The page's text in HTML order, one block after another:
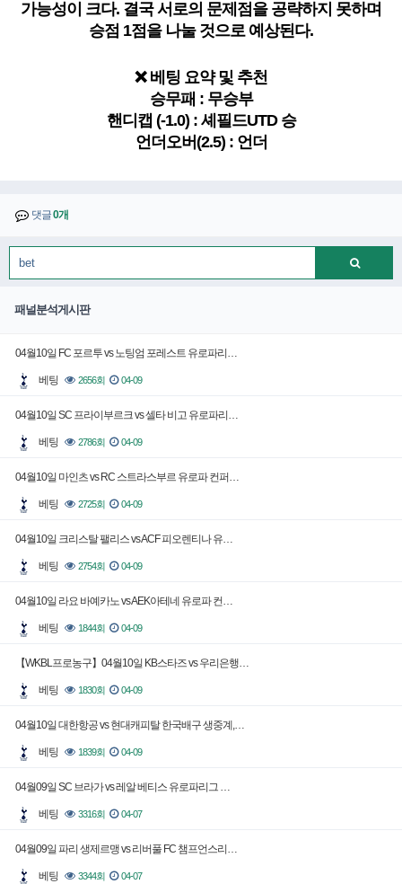
가능성이 크다. 결국 서로의 문제점을 공략하지 못하며
승점 1점을 나눌 것으로 예상된다.
❌ 베팅 요약 및 추천
승무패 : 무승부
핸디캡 (-1.0) : 셰필드UTD 승
언더오버(2.5) : 언더
댓글0개
패널분석게시판
04월10일 FC 포르투 vs 노팅엄 포레스트 유로파리…
베팅 2656회 04-09
04월10일 SC 프라이부르크 vs 셀타 비고 유로파리…
베팅 2786회 04-09
04월10일 마인츠 vs RC 스트라스부르 유로파 컨퍼…
베팅 2725회 04-09
04월10일 크리스탈 팰리스 vs ACF 피오렌티나 유…
베팅 2754회 04-09
04월10일 라요 바예카노 vs AEK아테네 유로파 컨…
베팅 1844회 04-09
【WKBL프로농구】04월10일 KB스타즈 vs 우리은행…
베팅 1830회 04-09
04월10일 대한항공 vs 현대캐피탈 한국배구 생중계,…
베팅 1839회 04-09
04월09일 SC 브라가 vs 레알 베티스 유로파리그 …
베팅 3316회 04-07
04월09일 파리 생제르맹 vs 리버풀 FC 챔프언스리…
베팅 3344회 04-07